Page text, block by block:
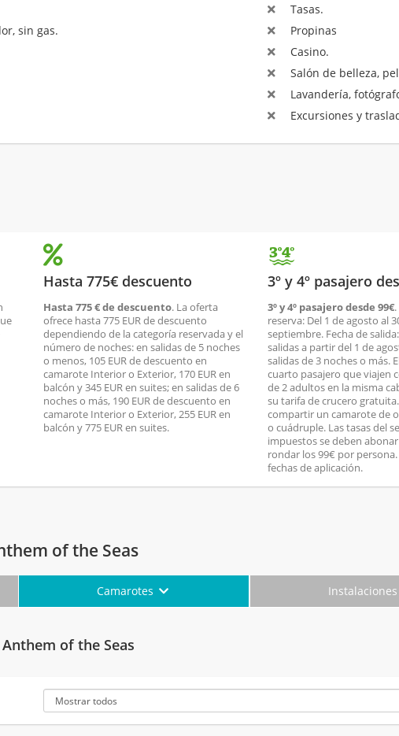
sin gas.
Tasas.
Propinas
Casino.
Salón de belleza,
Lavandería,
Excursiones y
Hasta 775€ descuento
Hasta 775 € de descuento. La oferta
ofrece hasta 775 EUR de descuento
dependiendo de la categoría reservada y el
número de noches: en salidas de 5 noches
o menos, 105 EUR de descuento en
camarote Interior o Exterior, 170 EUR en
balcón y 345 EUR en suites; en salidas de 6
noches o más, 190 EUR de descuento en
camarote Interior o Exterior, 255 EUR en
balcón y 775 EUR en suites.
3º y 4º pasajero
3º y 4º pasajero desde 99€
reserva: Del 1 de agosto al
septiembre. Fecha de
salidas a partir del 1 de
salidas de 3 noches o más.
cuarto pasajero que viajen
de 2 adultos en la misma
su tarifa de crucero
compartir un camarote de
o cuádruple. Las tasas del
impuestos se deben
rondar los 99€ por
fechas de aplicación.
of the Seas
Camarotes Instalaciones
of the Seas